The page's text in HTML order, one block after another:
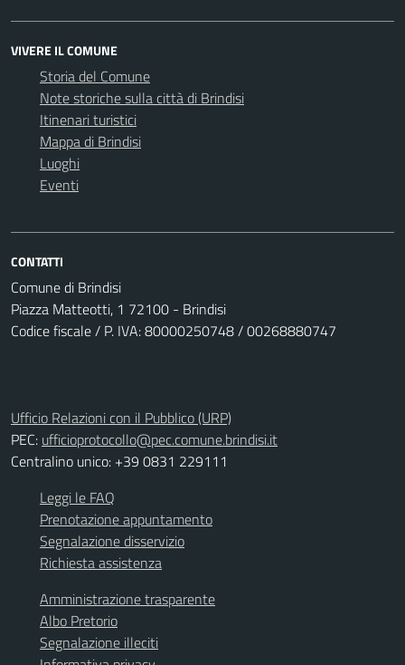
VIVERE IL COMUNE
Storia del Comune
Note storiche sulla città di Brindisi
Itinenari turistici
Mappa di Brindisi
Luoghi
Eventi
CONTATTI
Comune di Brindisi
Piazza Matteotti, 1 72100 - Brindisi
Codice fiscale / P. IVA: 80000250748 / 00268880747
Ufficio Relazioni con il Pubblico (URP)
PEC: ufficioprotocollo@pec.comune.brindisi.it
Centralino unico: +39 0831 229111
Leggi le FAQ
Prenotazione appuntamento
Segnalazione disservizio
Richiesta assistenza
Amministrazione trasparente
Albo Pretorio
Segnalazione illeciti